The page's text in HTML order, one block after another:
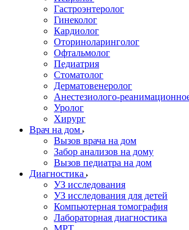
Гастроэнтеролог
Гинеколог
Кардиолог
Оториноларинголог
Офтальмолог
Педиатрия
Стоматолог
Дерматовенеролог
Анестезиолого-
Уролог
Хирург
Врач на дом
Вызов врача на дом
Забор анализов на дому
Вызов педиатра на дом
Диагностика
УЗ исследования
УЗ исследования для детей
Компьютерная томография
Лабораторная диагностика